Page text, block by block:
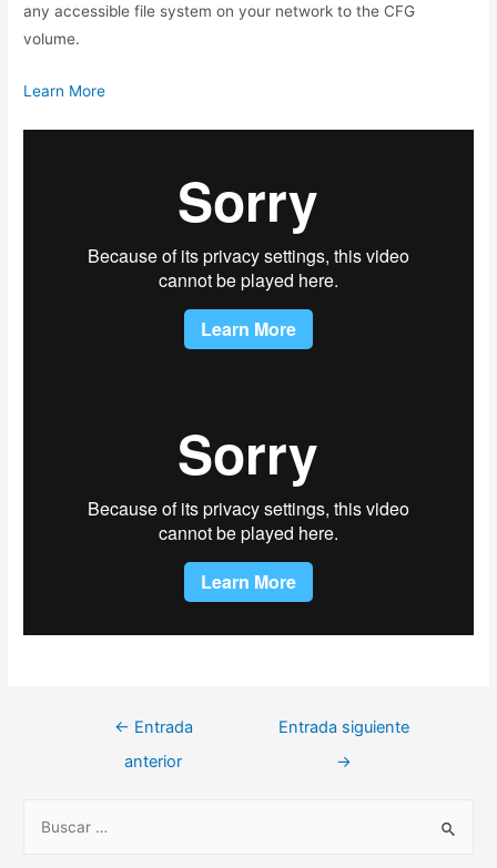
any accessible file system on your network to the CFG
volume.
Learn More
Navegación
← Entrada
anterior
Entrada siguiente
→